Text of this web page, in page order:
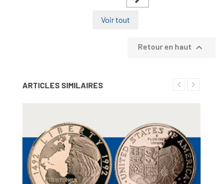
Voir tout
Retour en haut 
ARTICLES SIMILAIRES